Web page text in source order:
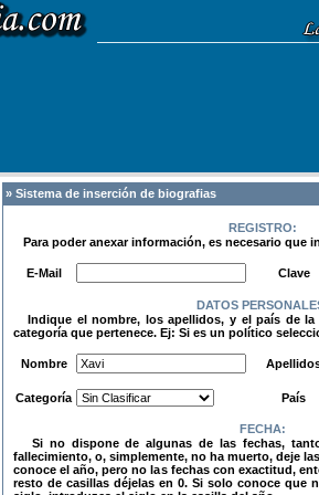
» Sistema de inserción de biografias
REGISTRO:
Para poder anexar información, es necesario que
E-Mail
Clave
DATOS
Indique el nombre, los apellidos, y el país de la
categoría que pertenece. Ej: Si es un político
Nombre
Categoría País
FECHA:
Si no dispone de algunas de las fechas,
fallecimiento, o, simplemente, no ha muerto, deje
conoce el año, pero no las fechas con exactitud,
resto de casillas déjelas en 0. Si solo conoce que